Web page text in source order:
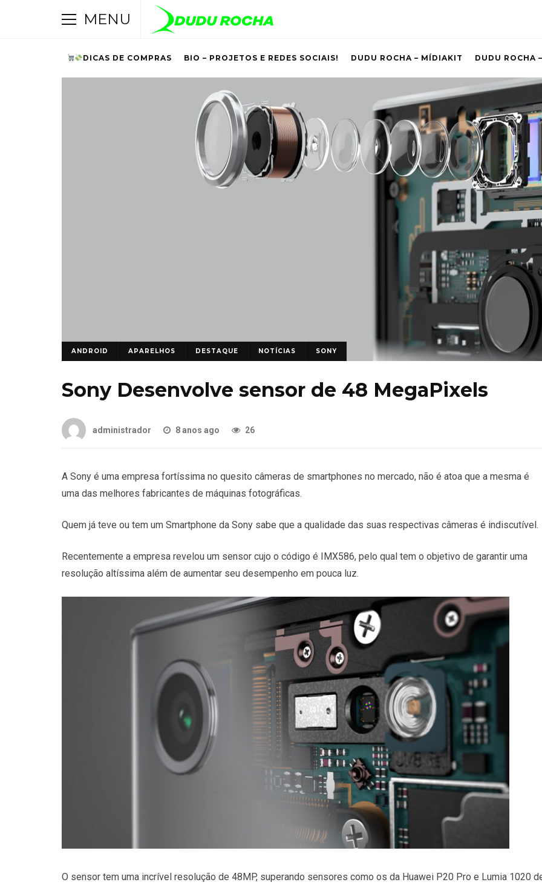
MENU
DICAS DE COMPRAS BIO – PROJETOS E REDES SOCIAIS! DUDU ROCHA – MÍDIAKIT DUDU ROCHA
ANDROID APARELHOS DESTAQUE NOTÍCIAS SONY
Sony Desenvolve sensor de 48 MegaPixels
administrador 8 anos ago 26
A Sony é uma empresa fortíssima no quesito câmeras de smartphones no mercado, não é atoa que a mesma é
uma das melhores fabricantes de máquinas fotográficas.
Quem já teve ou tem um Smartphone da Sony sabe que a qualidade das suas respectivas câmeras é indiscutível.
Recentemente a empresa revelou um sensor cujo o código é IMX586, pelo qual tem o objetivo de garantir uma
resolução altíssima além de aumentar seu desempenho em pouca luz.
O sensor tem uma incrível resolução de 48MP, superando sensores como os da Huawei P20 Pro e Lumia 1020